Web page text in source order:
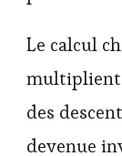
Le calcul
multiplient.
des
devenue